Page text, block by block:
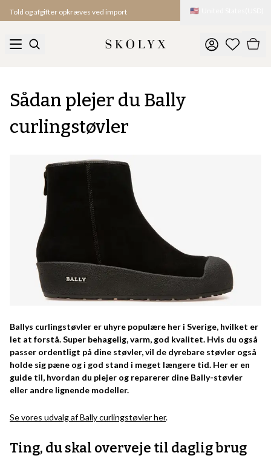
Told og afgifter opkræves ved import 🇺🇸
Sådan plejer du Bally
curlingstøvler
Ballys curlingstøvler er uhyre populære her i Sverige, hvilket er
let at forstå. Super behagelig, varm, god kvalitet. Hvis du også
passer ordentligt på dine støvler, vil de dyrebare støvler også
holde sig pæne og i god stand i meget længere tid. Her er en
guide til, hvordan du plejer og reparerer dine Bally-støvler
eller andre lignende modeller.
Se vores udvalg af Bally curlingstøvler her.
Ting, du skal overveje til daglig brug